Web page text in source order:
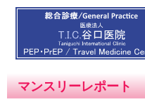
マンスリーレポート